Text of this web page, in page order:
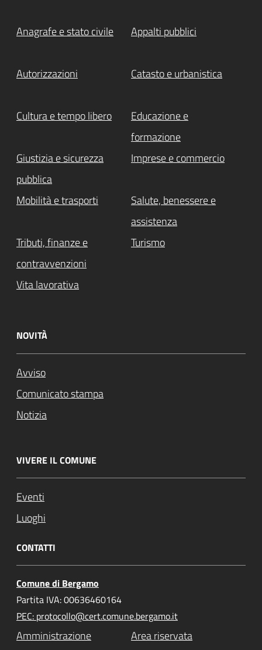
Anagrafe e stato civile Appalti pubblici
Autorizzazioni Catasto e urbanistica
Cultura e tempo libero
Educazione e
formazione
Giustizia e sicurezza
pubblica
Imprese e commercio
Mobilità e trasporti
Salute, benessere e
assistenza
Tributi, finanze e
contravvenzioni
Turismo
Vita lavorativa
NOVITÀ
Avviso
Comunicato stampa
Notizia
VIVERE IL COMUNE
Eventi
Luoghi
CONTATTI
Comune di Bergamo
Partita IVA: 00636460164
PEC: protocollo@cert.comune.bergamo.it
Amministrazione
Area riservata